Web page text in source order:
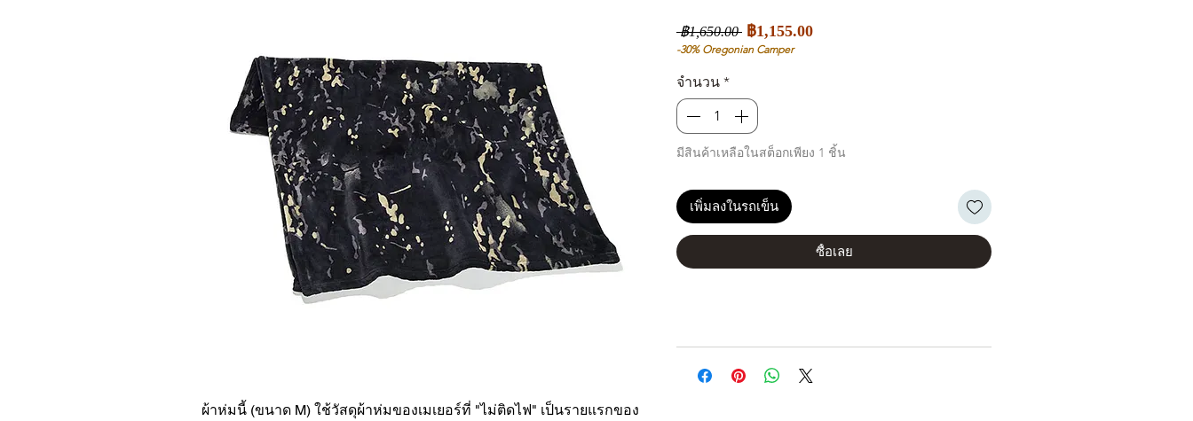
ผ้าห่มนี้ (ขนาด M) ใช้วัสดุผ้าห่มของเมเยอร์ที่ "ไม่ติดไฟ" เป็นรายแรกของ
฿1,650.00 ราคา
ปกติ
฿1,155.00ราคา
-30% Oregonian Camper
จำนวน *
มีสินค้าเหลือในสต็อกเพียง 1 ชิ้น
เพิ่มลงในรถเข็น
ซื้อเลย